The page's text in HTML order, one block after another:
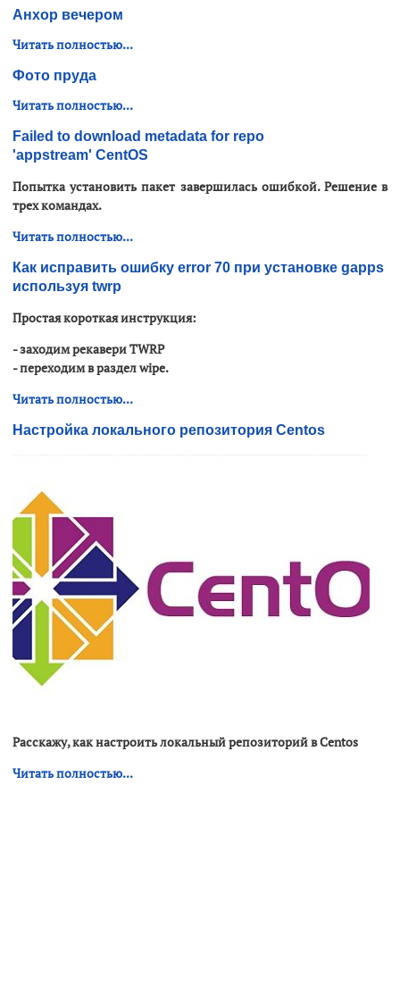
Анхор вечером
Читать полностью...
Фото пруда
Читать полностью...
Failed to download metadata for repo
'appstream' CentOS
Попытка установить пакет завершилась ошибкой. Решение в
трех командах.
Читать полностью...
Как исправить ошибку error 70 при установке gapps
используя twrp
Простая короткая инструкция:
- заходим рекавериTWRP
- переходим в раздел wipe.
Читать полностью...
Настройка локального репозитория Centos
Расскажу, как настроить локальный репозиторий в Centos
Читать полностью...